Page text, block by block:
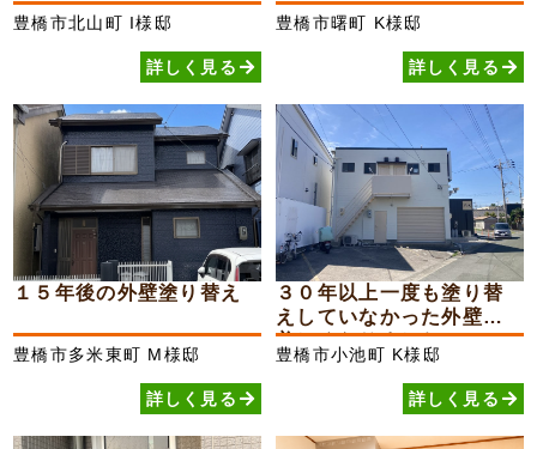
豊橋市北山町 I様邸
詳しく見る
豊橋市曙町 K様邸
詳しく見る
１５年後の外壁塗り替え
豊橋市多米東町 M様邸
詳しく見る
３０年以上一度も塗り替
えしていなかった外壁が
美しくなりました
豊橋市小池町 K様邸
詳しく見る